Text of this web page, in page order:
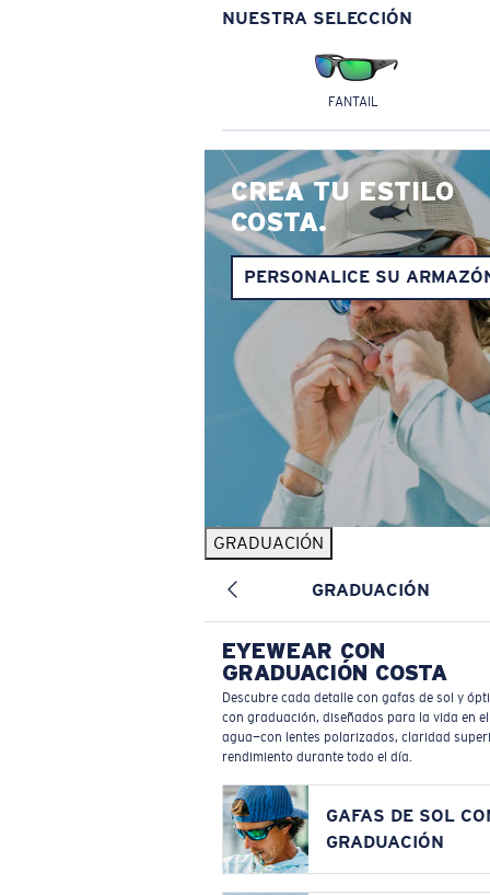
NUESTRA SELECCIÓN
FANTAIL
CREA TU ESTILO
COSTA.
PERSONALICE SU
GRADUACIÓN
GRADUACIÓN
EYEWEAR CON
GRADUACIÓN COSTA
Descubre cada detalle con gafas de sol y
con graduación, diseñados para la vida en el
agua—con lentes polarizados, claridad
rendimiento durante todo el día.
GAFAS DE SOL
GRADUACIÓN